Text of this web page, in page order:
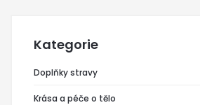
Kategorie
Doplňky stravy
Krása a péče o tělo